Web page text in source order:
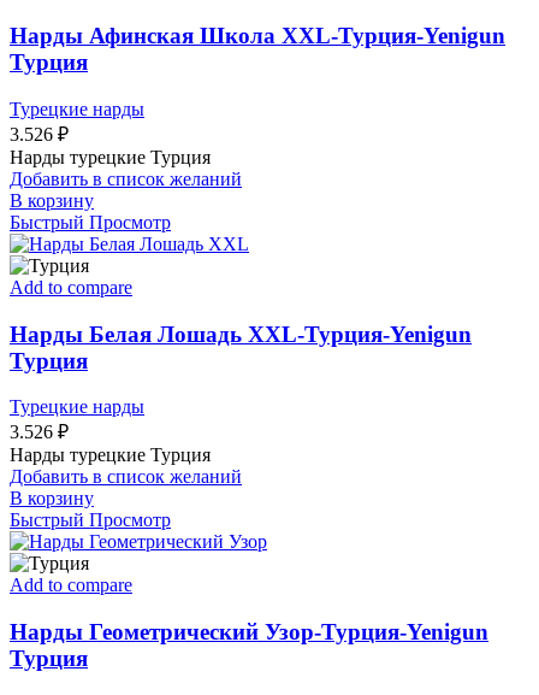
Нарды Афинская Школа XXL-Турция-Yenigun
Турция
Турецкие нарды
3.526 ₽
Нарды турецкие Турция
Добавить в список желаний
В корзину
Быстрый Просмотр
Add to compare
Нарды Белая Лошадь XXL-Турция-Yenigun
Турция
Турецкие нарды
3.526 ₽
Нарды турецкие Турция
Добавить в список желаний
В корзину
Быстрый Просмотр
Add to compare
Нарды Геометрический Узор-Турция-Yenigun
Турция